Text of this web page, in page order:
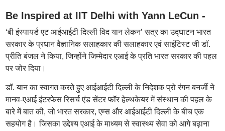
Be Inspired at IIT Delhi with Yann LeCun -
‘बी इंस्पायर्ड एट आईआईटी दिल्ली विद यान लेकन’ सत्र का उद्घाटन भारत
सरकार के प्रधान वैज्ञानिक सलाहकार की सलाहकार एवं साइंटिस्ट जी डॉ.
प्रीति बंजल ने किया, जिन्होंने जिम्मेदार एआई के प्रति भारत सरकार की पहल
पर जोर दिया।
डॉ. यान का स्वागत करते हुए आईआईटी दिल्ली के निदेशक प्रो रंगन बनर्जी ने
मानव-एआई इंटरफेस रिसर्च एंड सेंटर फॉर हेल्थकेयर में संस्थान की पहल के
बारे में बात की, जो भारत सरकार, एम्स और आईआईटी दिल्ली के बीच एक
सहयोग है। जिसका उद्देश्य एआई के माध्यम से स्वास्थ्य सेवा को आगे बढ़ाना